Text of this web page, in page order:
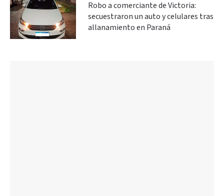
Robo a comerciante de Victoria:
secuestraron un auto y celulares tras
allanamiento en Paraná